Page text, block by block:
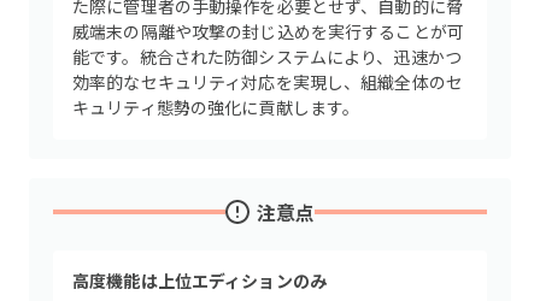
た際に管理者の手動操作を必要とせず、自動的に脅
威端末の隔離や攻撃の封じ込めを実行することが可
能です。統合された防御システムにより、迅速かつ
効率的なセキュリティ対応を実現し、組織全体のセ
キュリティ態勢の強化に貢献します。
注意点
高度機能は上位エディションのみ